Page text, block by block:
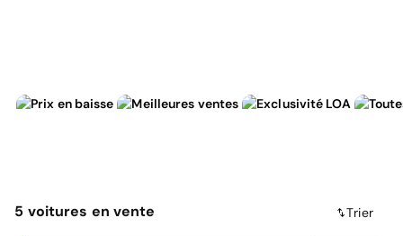
5 voitures en vente Trier